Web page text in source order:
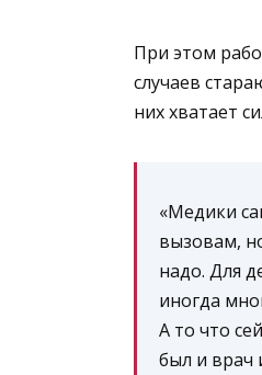
При этом
случаев
них хватает
«Медики
вызовам,
надо. Для
иногда
А то что
был и врач